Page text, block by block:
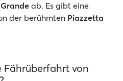
ab. Es gibt eine
der berühmten Piazzetta
Fährüberfahrt von